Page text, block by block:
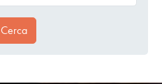
Cerca